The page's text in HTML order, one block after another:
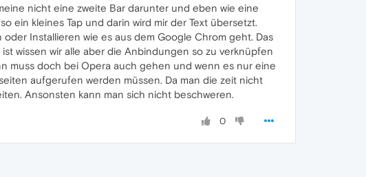
nicht eine zweite Bar darunter und eben wie eine
ein kleines Tap und darin wird mir der Text übersetzt.
Installieren wie es aus dem Google Chrom geht. Das
wissen wir alle aber die Anbindungen so zu verknüpfen
muss doch bei Opera auch gehen und wenn es nur eine
aufgerufen werden müssen. Da man die zeit nicht
Ansonsten kann man sich nicht beschweren.
0